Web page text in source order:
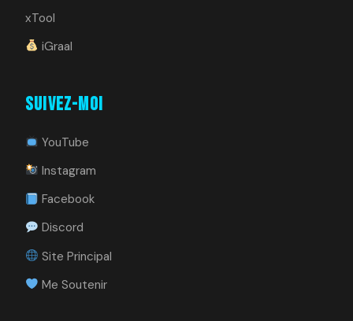
xTool
iGraal
Suivez-moi
YouTube
Instagram
Facebook
Discord
Site Principal
Me Soutenir